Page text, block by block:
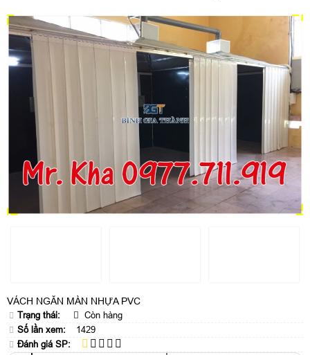
VÁCH NGĂN MÀN NHỰA PVC
Trạng thái:
Còn hàng
Số lần xem:
1429
Đánh giá SP: